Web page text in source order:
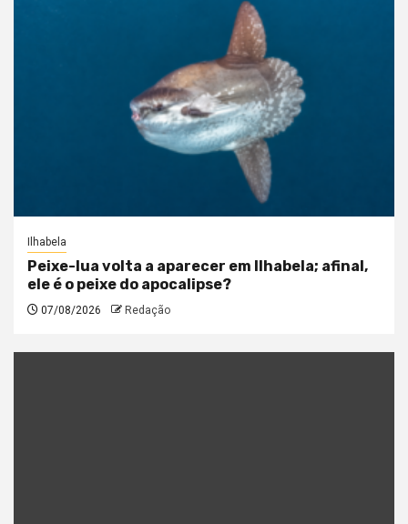
Ilhabela
Peixe-lua volta a aparecer em Ilhabela; afinal,
ele é o peixe do apocalipse?
07/08/2026 Redação